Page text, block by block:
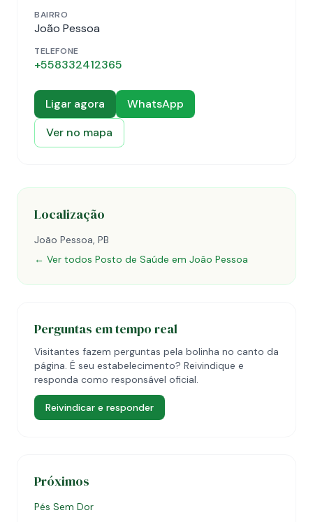
BAIRRO
João Pessoa
TELEFONE
+558332412365
Ligar agora
WhatsApp
Ver no mapa
Localização
João Pessoa, PB
← Ver todos Posto de Saúde em João Pessoa
Perguntas em tempo real
Visitantes fazem perguntas pela bolinha no canto da
página. É seu estabelecimento? Reivindique e
responda como responsável oficial.
Reivindicar e responder
Próximos
Pés Sem Dor